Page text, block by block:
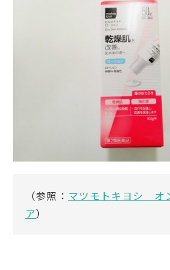
（参照： マツモトキヨシ オ
ア）